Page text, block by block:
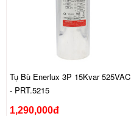
Tụ Bù Enerlux 3P 15Kvar 525VAC
- PRT.5215
1,290,000đ